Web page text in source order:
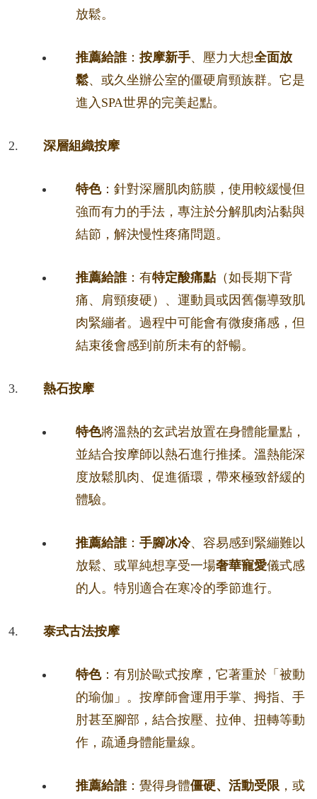
放鬆。
推薦給誰： 按摩新手、壓力大想全面放
鬆、或久坐辦公室的僵硬肩頸族群。它是
進入SPA世界的完美起點。
深層組織按摩
特色：針對深層肌肉筋膜，使用較緩慢但
強而有力的手法，專注於分解肌肉沾黏與
結節，解決慢性疼痛問題。
推薦給誰：有特定酸痛點（如長期下背
痛、肩頸痠硬）、運動員或因舊傷導致肌
肉緊繃者。過程中可能會有微痠痛感，但
結束後會感到前所未有的舒暢。
熱石按摩
特色將溫熱的玄武岩放置在身體能量點，
並結合按摩師以熱石進行推揉。溫熱能深
度放鬆肌肉、促進循環，帶來極致舒緩的
體驗。
推薦給誰： 手腳冰冷、容易感到緊繃難以
放鬆、或單純想享受一場奢華寵愛儀式感
的人。特別適合在寒冷的季節進行。
泰式古法按摩
特色：有別於歐式按摩，它著重於「被動
的瑜伽」。按摩師會運用手掌、拇指、手
肘甚至腳部，結合按壓、拉伸、扭轉等動
作，疏通身體能量線。
推薦給誰：覺得身體僵硬、活動受限 ，或